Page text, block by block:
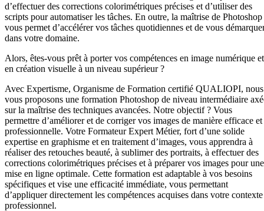
d’effectuer des corrections colorimétriques précises et d’utiliser des
scripts pour automatiser les tâches. En outre, la maîtrise de Photoshop
vous permet d’accélérer vos tâches quotidiennes et de vous
dans votre domaine.
Alors, êtes-vous prêt à porter vos compétences en image numérique et
en création visuelle à un niveau supérieur ?
Avec Expertisme, Organisme de Formation certifié QUALIOPI, nous
vous proposons une formation Photoshop de niveau intermédiaire
sur la maîtrise des techniques avancées. Notre objectif ? Vous
permettre d’améliorer et de corriger vos images de manière efficace et
professionnelle. Votre Formateur Expert Métier, fort d’une solide
expertise en graphisme et en traitement d’images, vous apprendra à
réaliser des retouches beauté, à sublimer des portraits, à effectuer des
corrections colorimétriques précises et à préparer vos images pour une
mise en ligne optimale. Cette formation est adaptable à vos besoins
spécifiques et vise une efficacité immédiate, vous permettant
d’appliquer directement les compétences acquises dans votre contexte
professionnel.